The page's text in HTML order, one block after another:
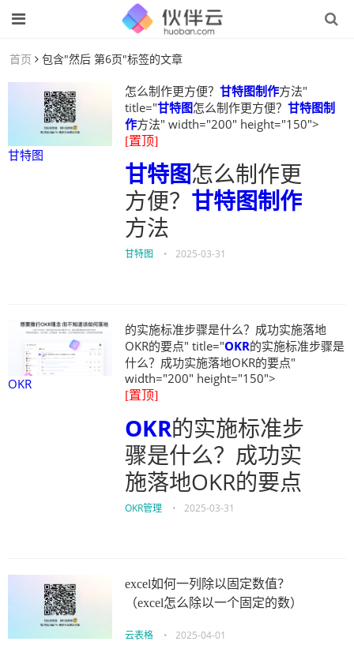
首页 包含"然后 第6页"标签的文章
甘特图
怎么制作更方便？ 甘特图制作方法"
title="甘特图怎么制作更方便？ 甘特图制
作方法" width="200" height="150">
[置顶]
甘特图怎么制作更
方便？ 甘特图制作
方法
甘特图 • 2025-03-31
OKR
的实施标准步骤是什么？成功实施落地
OKR的要点" title="OKR的实施标准步骤是
什么？成功实施落地OKR的要点"
width="200" height="150">
[置顶]
OKR的实施标准步
骤是什么？成功实
施落地OKR的要点
OKR管理 • 2025-03-31
excel如何一列除以固定数值？
（excel怎么除以一个固定的数）
云表格 • 2025-04-01